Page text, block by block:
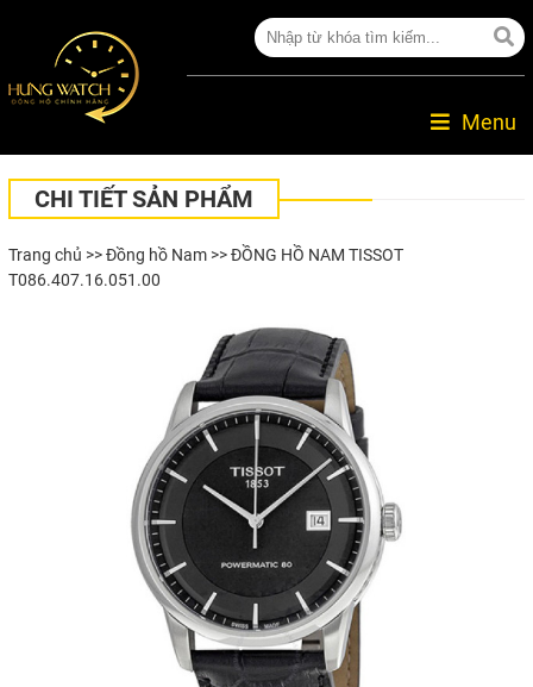
Menu
CHI TIẾT SẢN PHẨM
Trang chủ >>Đồng hồ Nam>> ĐỒNG HỒ NAM TISSOT
T086.407.16.051.00